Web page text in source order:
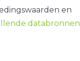
en
databronnen